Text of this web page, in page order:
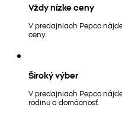
Vždy nízke ceny
V predajniach Pepco
ceny.
Široký výber
V predajniach Pepco
rodinu a domácnosť.